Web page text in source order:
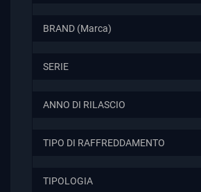
BRAND (Marca)
SERIE
ANNO DI RILASCIO
TIPO DI RAFFREDDAMENTO
TIPOLOGIA